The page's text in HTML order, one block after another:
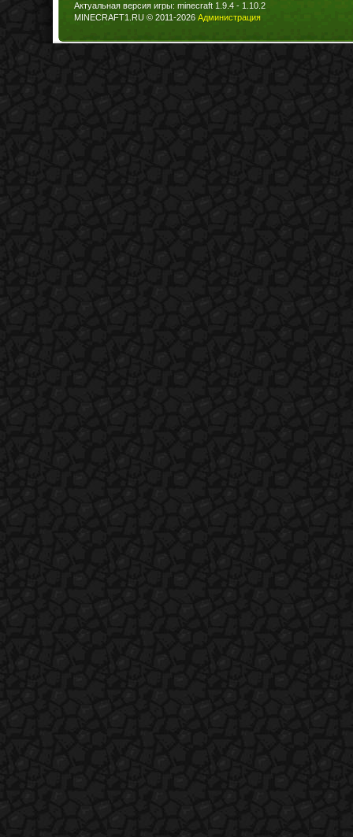
Актуальная версия игры: minecraft 1.9.4 - 1.10.2
MINECRAFT1.RU © 2011-2026 Администрация